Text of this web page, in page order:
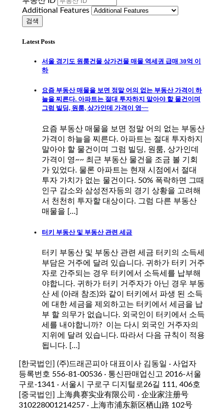
Additional Features
Latest Posts
서울 경기도 원룸건물 상가건물 매물 역세권 급매 30억 이
하
요즘 부동산 매물을 보면 정말 어의 없는 부동산 가격이 하
늘을 찌른다. 아파트는 절대 투자하지 말아야 할 물건이며
그럼 빌딩, 원룸, 상가인데 가격이 영~~
요즘 부동산 매물을 보면 정말 어의 없는 부동산
가격이 하늘을 찌른다. 아파트는 절대 투자하지
말아야 할 물건이며 그럼 빌딩, 원룸, 상가인데
가격이 영~~ 최근 부동산 물건을 조금 볼 기회
가 있었다. 물론 아파트는 현재 시점에서 절대
투자 가치가 없는 물건이다. 50% 폭락하면 그때
인구 감소와 삼성전자등의 경기 상황을 고려해
서 천천히 투자할 대상이다. 그럼 다른 부동산
매물을 […]
터키 부동산 및 부동산 관련 세금
터키 부동산 및 부동산 관련 세금 터키의 소득세
부담은 거주에 달려 있습니다. 귀하가 터키 거주
자로 간주되는 경우 터키에서 소득세를 납부해
야합니다. 귀하가 터키 거주자가 아닌 경우 부동
산 세 (아래 참조)와 같이 터키에서 파생 된 소득
에 대한 세금을 제외하고는 터키에서 세금을 납
부 할 의무가 없습니다. 외국인이 터키에서 소득
세를 내야합니까? 이는 다시 외국인 거주자의
지위에 달려 있습니다. 따라서 다음 규칙이 적용
됩니다. […]
[한국법인] (주)드래곤피아 대표이사 김동일 · 사업자
등록번호 556-81-00536 · 통신판매업신고 2016-서울
구로-1341 · 서울시 구로구 디지털로26길 111, 406호
[중국법인] 上海典赛实业有限公司 · 企业家注册号
310228001214257 · 上海市浦东新区栖山路 102号